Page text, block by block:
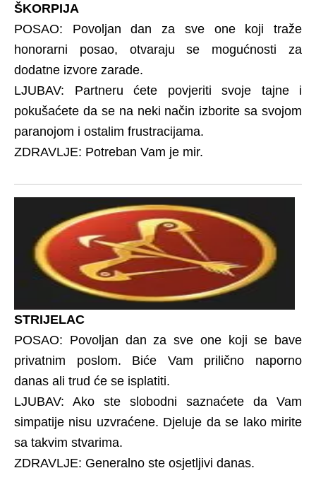
ŠKORPIJA
POSAO: Povoljan dan za sve one koji traže
honorarni posao, otvaraju se mogućnosti za
dodatne izvore zarade.
LJUBAV: Partneru ćete povjeriti svoje tajne i
pokušaćete da se na neki način izborite sa svojom
paranojom i ostalim frustracijama.
ZDRAVLJE: Potreban Vam je mir.
STRIJELAC
POSAO: Povoljan dan za sve one koji se bave
privatnim poslom. Biće Vam prilično naporno
danas ali trud će se isplatiti.
LJUBAV: Ako ste slobodni saznaćete da Vam
simpatije nisu uzvraćene. Djeluje da se lako mirite
sa takvim stvarima.
ZDRAVLJE: Generalno ste osjetljivi danas.